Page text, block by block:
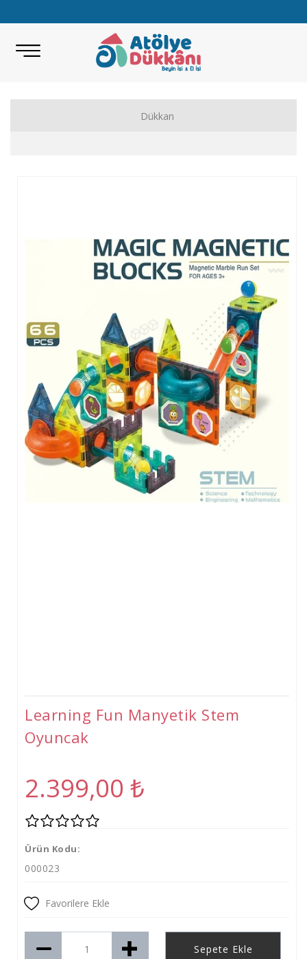
Dükkan
Oyuncak
Gelişim Atölyeleri (2-6 Yaş)
Beceri Atölyeleri(5-12 Yaş)
Learning Fun Manyetik Stem
Oyuncak
2.399,00 ₺
Ürün Kodu:
000023
Favorilere Ekle
Sepete Ekle